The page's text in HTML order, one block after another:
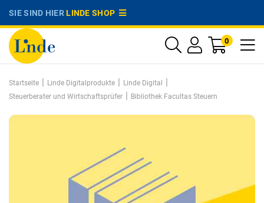
SIE SIND HIERLINDE SHOP
0
Startseite | Linde Digitalprodukte | Linde Digital |
Steuerberater und Wirtschaftsprüfer | Bibliothek Facultas Steuern